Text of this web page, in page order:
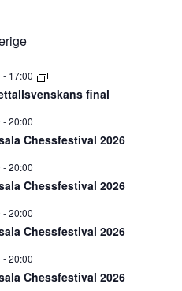
- 17:00
final
-20:00
Chessfestival 2026
-20:00
Chessfestival 2026
-20:00
Chessfestival 2026
-20:00
Chessfestival 2026